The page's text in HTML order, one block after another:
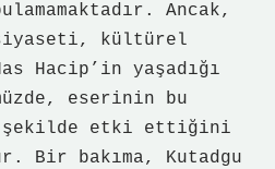
Ancak,
siyaseti, kültürel
Hacip’in yaşadığı
eserinin bu
şekilde etki ettiğini
Bir bakıma, Kutadgu